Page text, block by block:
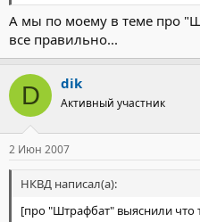
А мы по моему в теме про
все правильно...
D dik
Активный участник
2 Июн 2007
НКВД написал(а):
[про "Штрафбат" выяснили что